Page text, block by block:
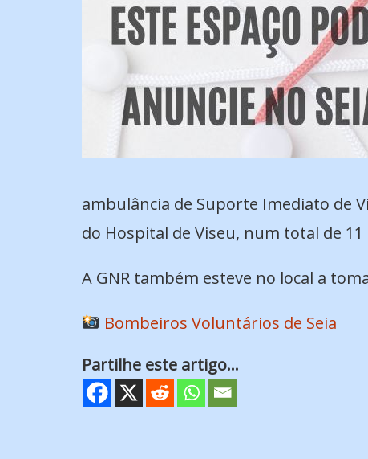
ambulância de Suporte Imediato de
do Hospital de Viseu, num total de
A GNR também esteve no local a
Bombeiros Voluntários de Seia
Partilhe este artigo...